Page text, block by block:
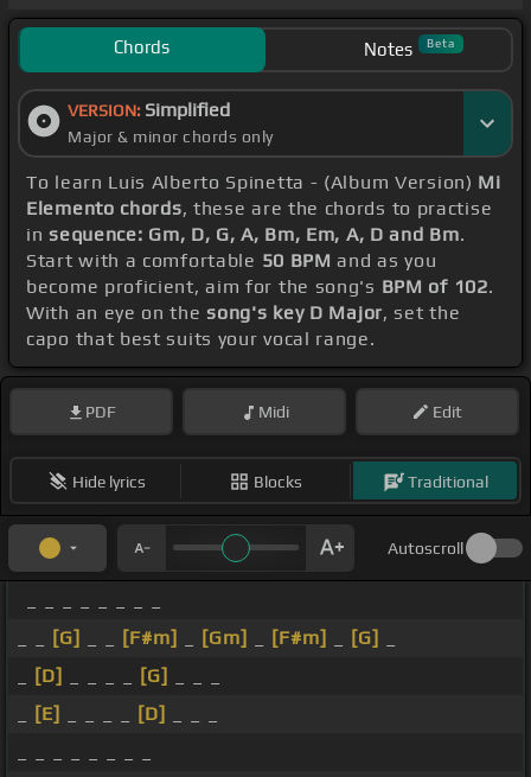
Chords Notes Beta
VERSION: Simplified
Major & minor chords only
To learn Luis Alberto Spinetta - (Album Version) Mi
Elemento chords, these are the chords to practise
insequence: Gm, D, G, A, Bm, Em, A, D and Bm.
Start with a comfortable 50 BPM and as you
become proficient, aim for the song's BPM of 102.
With an eye on thesong's key D Major, set the
capo that best suits your vocal range.
PDF Midi Edit
Hide lyrics Blocks Traditional
Autoscroll
[G] [F#m] [Gm] [F#m] [G]
[D] [G]
[E] [D]